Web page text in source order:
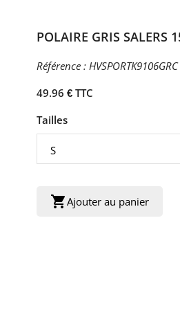
POLAIRE GRIS SALERS
Référence : HVSPORTK9106GRC
49.96 € TTC
Tailles
shopping_cartAjouter au panier